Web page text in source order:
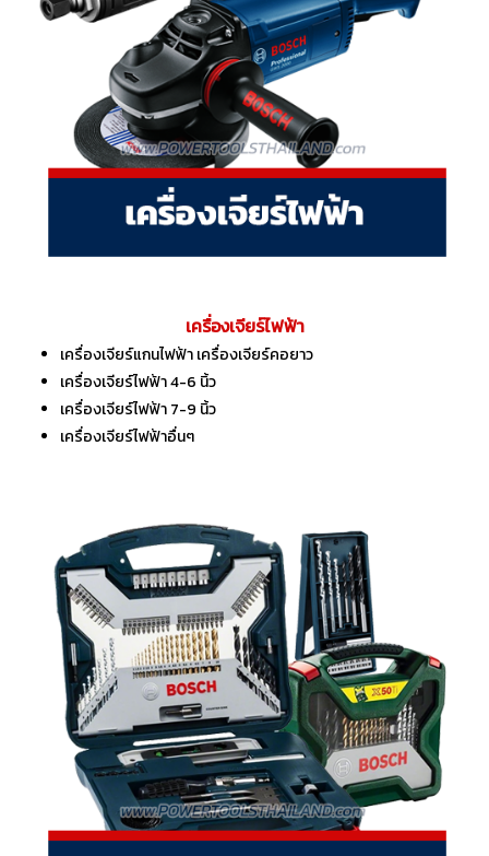
เครื่องเจียร์ไฟฟ้า
เครื่องเจียร์แกนไฟฟ้า เครื่องเจียร์คอยาว
เครื่องเจียร์ไฟฟ้า 4-6 นิ้ว
เครื่องเจียร์ไฟฟ้า 7-9 นิ้ว
เครื่องเจียร์ไฟฟ้าอื่นๆ